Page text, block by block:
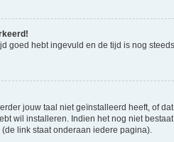
goed hebt ingevuld en de tijd is nog
jouw taal niet geïnstalleerd heeft, of
wil installeren. Indien het nog niet
link staat onderaan iedere pagina).